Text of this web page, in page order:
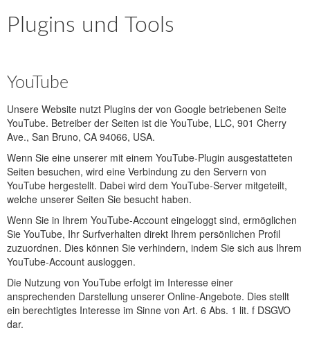
Plugins und Tools
YouTube
Unsere Website nutzt Plugins der von Google betriebenen Seite
YouTube. Betreiber der Seiten ist die YouTube, LLC, 901 Cherry
Ave., San Bruno, CA 94066, USA.
Wenn Sie eine unserer mit einem YouTube-Plugin ausgestatteten
Seiten besuchen, wird eine Verbindung zu den Servern von
YouTube hergestellt. Dabei wird dem YouTube-Server mitgeteilt,
welche unserer Seiten Sie besucht haben.
Wenn Sie in Ihrem YouTube-Account eingeloggt sind, ermöglichen
Sie YouTube, Ihr Surfverhalten direkt Ihrem persönlichen Profil
zuzuordnen. Dies können Sie verhindern, indem Sie sich aus Ihrem
YouTube-Account ausloggen.
Die Nutzung von YouTube erfolgt im Interesse einer
ansprechenden Darstellung unserer Online-Angebote. Dies stellt
ein berechtigtes Interesse im Sinne von Art. 6 Abs. 1 lit. f DSGVO
dar.